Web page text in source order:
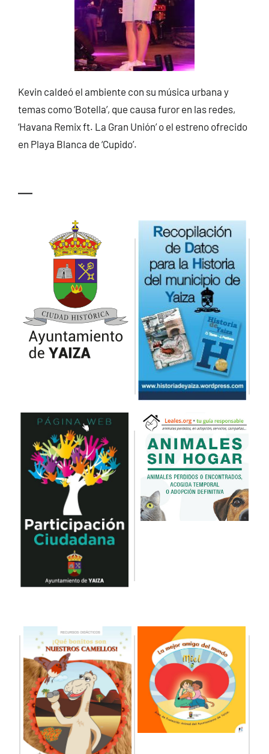
Kevin caldeó el ambiente con su música urbana y
temas como ‘Botella’, que causa furor en las redes,
‘Havana Remix ft. La Gran Unión’ o el estreno ofrecido
en Playa Blanca de ‘Cupido’.
—